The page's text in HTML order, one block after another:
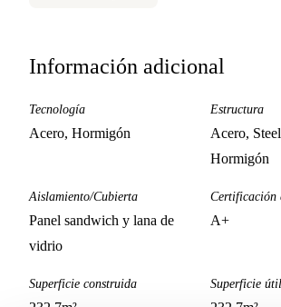
Información adicional
Tecnología
Acero, Hormigón
Estructura
Acero,
Hormigón
Aislamiento/Cubierta
Panel sandwich y lana de
vidrio
Certificación
A+
Superficie construida Superficie útil